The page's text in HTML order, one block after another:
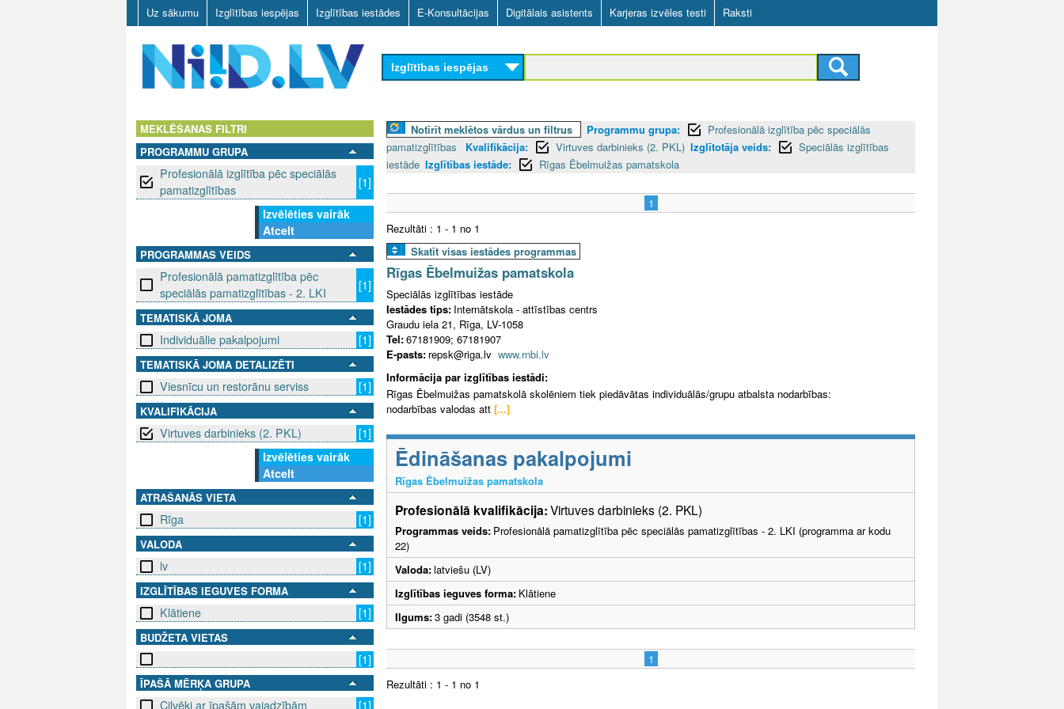
Skip
to
main
content
Uz sākumu Izglītības iespējas Izglītības iestādes E-Konsultācijas Digitālais asistents Karjeras izvēles testi Raksti
D
L
Izglītības iespējas
MEKLĒŠANAS FILTRI
PROGRAMMU GRUPA
Profesionālā izglītība pēc speciālās
pamatizglītības
[1]
Izvēlēties vairāk
Atcelt
PROGRAMMAS VEIDS
Profesionālā pamatizglītība pēc
speciālās pamatizglītības - 2. LKI
[1]
TEMATISKĀ JOMA
Individuālie pakalpojumi [1]
TEMATISKĀ JOMA DETALIZĒTI
Viesnīcu un restorānu serviss [1]
KVALIFIKĀCIJA
Virtuves darbinieks (2. PKL)
[1]
Izvēlēties vairāk
Atcelt
ATRAŠANĀS VIETA
Rīga [1]
VALODA
lv [1]
IZGLĪTĪBAS IEGUVES FORMA
Klātiene [1]
BUDŽETA VIETAS
[1]
ĪPAŠĀ MĒRĶA GRUPA
Cilvēki ar īpašām vajadzībām [1]
Notīrīt meklētos vārdus un filtrus Programmu grupa:
Profesionālā izglītība pēc speciālās
pamatizglītības
Kvalifikācija: Virtuves darbinieks (2. PKL) Izglītotāja veids:
Speciālās izglītības
iestāde Izglītības iestāde: Rīgas Ēbelmuižas pamatskola
1
Rezultāti : 1 - 1 no 1
Skatīt visas iestādes programmas
Rīgas Ēbelmuižas pamatskola
Speciālās izglītības iestāde
Iestādes tips: Internātskola - attīstības centrs
Graudu iela 21, Rīga, LV-1058
Tel:67181909; 67181907
E-pasts: repsk@riga.lv www.rnbi.lv
Informācija par izglītības iestādi:
Rīgas Ēbelmuižas pamatskolā skolēniem tiek piedāvātas individuālās/grupu atbalsta nodarbības:
nodarbības valodas att [...]
Ēdināšanas pakalpojumi
Rīgas Ēbelmuižas pamatskola
Profesionālā kvalifikācija:Virtuves darbinieks (2. PKL)
Programmas veids: Profesionālā pamatizglītība pēc speciālās pamatizglītības - 2. LKI (programma ar kodu
22)
Valoda:latviešu (LV)
Izglītības ieguves forma: Klātiene
Ilgums:3 gadi (3548 st.)
1
Rezultāti : 1 - 1 no 1